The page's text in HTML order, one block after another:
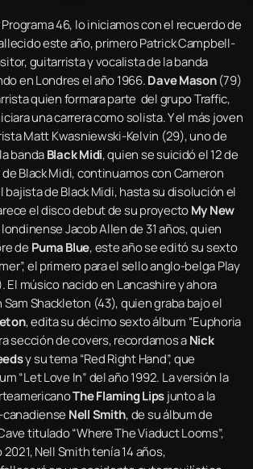
46, lo iniciamos con el recuerdo de
este año, primero Patrick Campbell-
guitarrista y vocalista de la banda
en Londres el año 1966.Dave Mason(79)
quien formara parte del grupo Traffic,
una carrera como solista. Y el más joven
Matt Kwasniewski-Kelvin (29), uno de
bandaBlack Midi, quien se suicidó el 12 de
Black Midi, continuamos con Cameron
bajista de Black Midi, hasta su disolución el
el disco debut de su proyectoMy New
Jacob Allen de 31 años, quien
de Puma Blue, este año se editó su sexto
el primero para el sello anglo-belga Play
El músico nacido en Lancashire y ahora
Shackleton (43), quien graba bajo el
, edita su décimo sexto álbum “Euphoria
sección de covers, recordamos aNick
y su tema “Red Right Hand”, que
“Let Love In” del año 1992. La versión la
The Flaming Lipsjunto a la
Nell Smith, de su álbum de
titulado “Where The Viaduct Looms”,
Nell Smith tenía 14 años,